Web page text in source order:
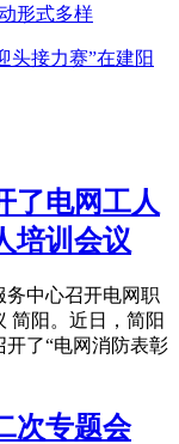
形式多样
头接力赛”在建阳
了电网工人
培训会议
中心召开电网职
简阳。近日，简阳
了“电网消防表彰
次专题会